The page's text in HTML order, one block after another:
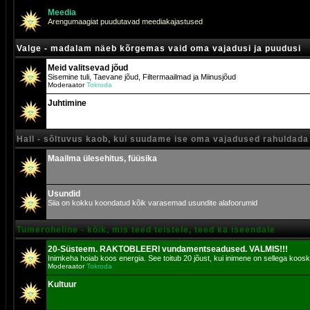
Meedia
Arengumaagiat puudutavad meediakajastused
Valge - madalam näeb kõrgemas vaid oma vajadusi ja puudusi
Meid valitsevad jõud
Sisemine tuli, Taevane jõud, Filtermaailmad ja Miinusjõud
ModeraatorTokroda
Juhtimine
Hall - sõltuvus kaob, kui suudame ise oma vajadused rahuldada
Maailma ülesehitus, füüsika
Usundid
Siia on kokku koondatud kõik varasemad usundite alafoorumid
Tumeroheline - kõik, mis teed teistele, teed ka iseendale
20-Süsteem. RAKTOBLEERI vundamentseadused. VALMIS!!!
Inimkeha hoiab koos energia. See toitub 20 jõust, kui inimene on sellega
ModeraatorTokroda
Kultuur